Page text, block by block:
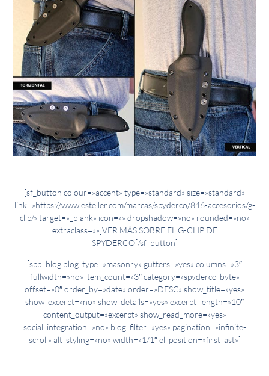
[sf_button colour=»accent» type=»standard» size=»standard»
link=»https://www.esteller.com/marcas/spyderco/846-accesorios/g-
clip/» target=»_blank» icon=»» dropshadow=»no» rounded=»no»
extraclass=»»]VER MÁS SOBRE EL G-CLIP DE
SPYDERCO[/sf_button]
[spb_blog blog_type=»masonry» gutters=»yes» columns=»3″
fullwidth=»no» item_count=»3″ category=»spyderco-byte»
offset=»0″ order_by=»date» order=»DESC» show_title=»yes»
show_excerpt=»no» show_details=»yes» excerpt_length=»10″
content_output=»excerpt» show_read_more=»yes»
social_integration=»no» blog_filter=»yes» pagination=»infinite-
scroll» alt_styling=»no» width=»1/1″ el_position=»first last»]